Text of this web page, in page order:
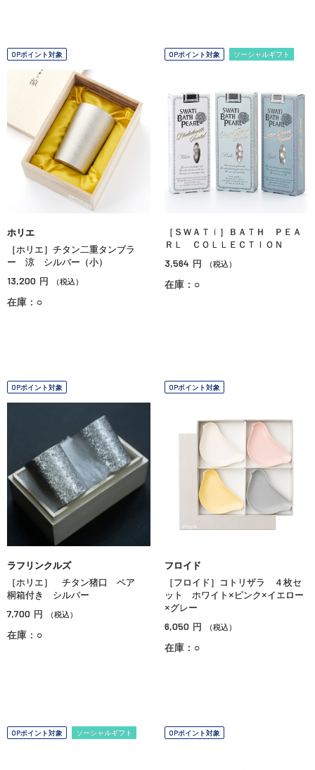
OPポイント対象
ホリエ
［ホリエ］チタン二重タンブラ
ー 涼 シルバー（小）
13,200 円 （税込）
在庫：○
OPポイント対象 ソーシャルギフト
［ＳＷＡＴｉ］ＢＡＴＨ ＰＥＡ
ＲＬ ＣＯＬＬＥＣＴＩＯＮ
3,564 円 （税込）
在庫：○
OPポイント対象
ラフリンクルズ
［ホリエ］ チタン猪口 ペア
桐箱付き シルバー
7,700 円 （税込）
在庫：○
OPポイント対象
フロイド
［フロイド］コトリザラ ４枚セ
ット ホワイト×ピンク×イエロー
×グレー
6,050 円 （税込）
在庫：○
OPポイント対象 ソーシャルギフト OPポイント対象